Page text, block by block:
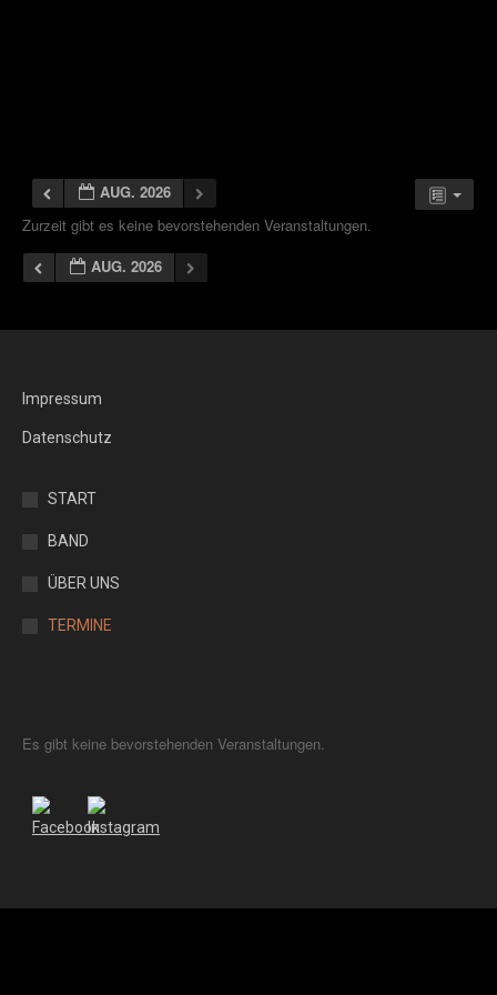
AUG. 2026
Zurzeit gibt es keine bevorstehenden Veranstaltungen.
AUG. 2026
Impressum
Datenschutz
START
BAND
ÜBER UNS
TERMINE
Es gibt keine bevorstehenden Veranstaltungen.